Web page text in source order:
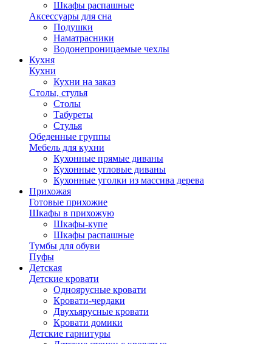
Шкафы распашные
Аксессуары для сна
Подушки
Наматрасники
Водонепроницаемые чехлы
Кухня
Кухни
Кухни на заказ
Столы, стулья
Столы
Табуреты
Стулья
Обеденные группы
Мебель для кухни
Кухонные прямые диваны
Кухонные угловые диваны
Кухонные уголки из массива дерева
Прихожая
Готовые прихожие
Шкафы в прихожую
Шкафы-купе
Шкафы распашные
Тумбы для обуви
Пуфы
Детская
Детские кровати
Одноярусные кровати
Кровати-чердаки
Двухъярусные кровати
Кровати домики
Детские гарнитуры